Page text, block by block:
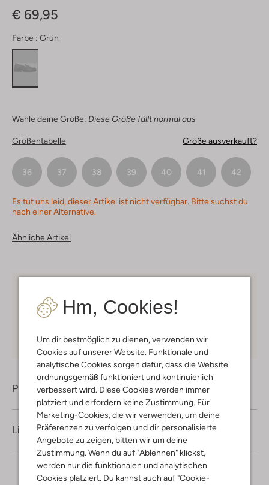
Hm, Cookies!
Um dir bestmöglich zu dienen, verwenden wir
Cookies auf unserer Website. Funktionale und
analytische Cookies sorgen dafür, dass die Website
ordnungsgemäß funktioniert und kontinuierlich
verbessert wird. Diese Cookies werden immer
platziert und erfordern keine Zustimmung. Für
Marketing-Cookies, die wir verwenden, um deine
Präferenzen zu verfolgen und dir personalisierte
Angebote zu zeigen, bitten wir um deine
Zustimmung. Wenn du auf "Ablehnen" klickst,
werden nur die funktionalen und analytischen
Cookies platziert. Du kannst auch auf "Cookie-
€ 69,95
Farbe : Grün
Wähle deine Größe: Diese Größe fällt normal aus
Größentabelle Größe ausverkauft?
36 37 38 39 40 41 42
Es tut uns leid, dieser Artikel ist nicht verfügbar. Bitte suchst du
nach einer Alternative.
Ähnliche Artikel
Kostenloser Versand
Mitglieder in Deutschland
Produktinformation
Lieferung & Rückgabe